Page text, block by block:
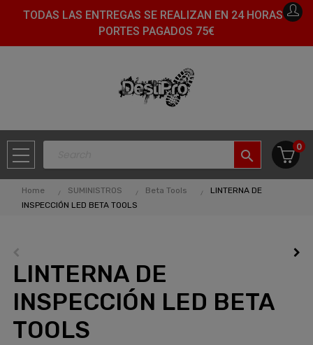
TODAS LAS ENTREGAS SE REALIZAN EN 24 HORAS -
PORTES PAGADOS 75€
search
0
Home SUMINISTROS Beta Tools
LINTERNA DE
INSPECCIÓN LED BETA TOOLS
LINTERNA DE
INSPECCIÓN LED BETA
TOOLS